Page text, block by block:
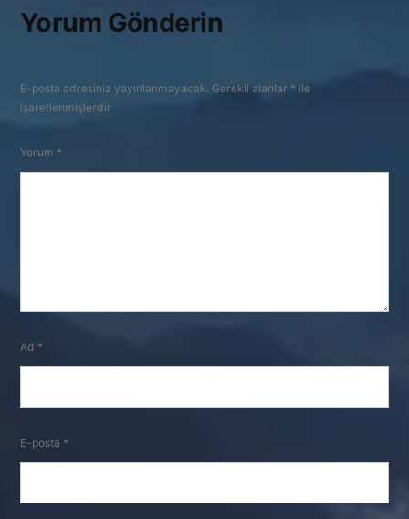
Yorum Gönderin
E-posta adresiniz yayınlanmayacak. Gerekli alanlar * ile
işaretlenmişlerdir
Yorum *
Ad *
E-posta *